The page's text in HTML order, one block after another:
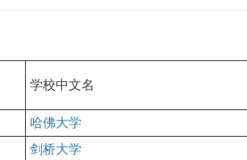
学校中文名
哈佛大学
剑桥大学